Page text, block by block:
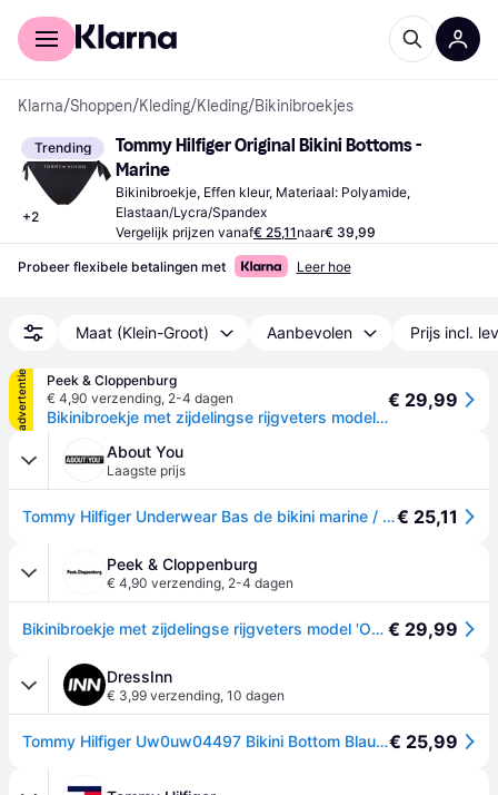
Voor shoppers
Klarna/Shoppen/Kleding/Kleding/Bikinibroekjes
Trending
+2
Tommy Hilfiger Original Bikini Bottoms -
Marine
Bikinibroekje, Effen kleur, Materiaal: Polyamide,
Elastaan/Lycra/Spandex
Vergelijk prijzen vanaf€ 25,11naar€ 39,99
Probeer flexibele betalingen met Leer hoe
Maat (Klein-Groot) Aanbevolen Prijs incl.
advertentie
Peek & Cloppenburg
€ 4,90 verzending, 2-4 dagen
Bikinibroekje met zijdelingse rijgveters model 'ORIGINAL' - Marineblauw - XL
€ 29,99
About You
Laagste prijs
Tommy Hilfiger Underwear Bas de bikini marine / rouge / blanc€ 25,11
Peek & Cloppenburg
€ 4,90 verzending, 2-4 dagen
Bikinibroekje met zijdelingse rijgveters model 'ORIGINAL' - Marineblauw € 29,99
DressInn
€ 3,99 verzending, 10 dagen
Tommy Hilfiger Uw0uw04497 Bikini Bottom Blauw XL Vrouw€ 25,99